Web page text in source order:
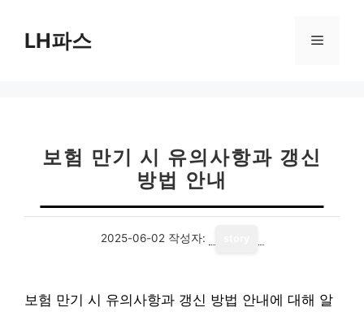
LH파스 메
보험 만기 시 유의사항과 갱신
방법 안내
2025-06-02 작성자:
보험 만기 시 유의사항과 갱신 방법 안내에 대해 알